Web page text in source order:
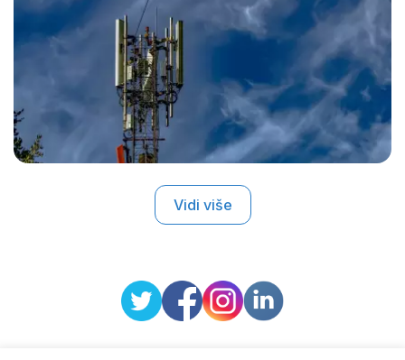
Vidi više